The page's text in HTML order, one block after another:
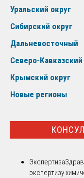
Уральский округ
Сибирский округ
Дальневосточный
Северо-Кавказский
Крымский округ
Новые регионы
Экспертиза
экспертизу